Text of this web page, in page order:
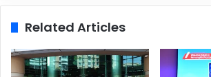
Related Articles